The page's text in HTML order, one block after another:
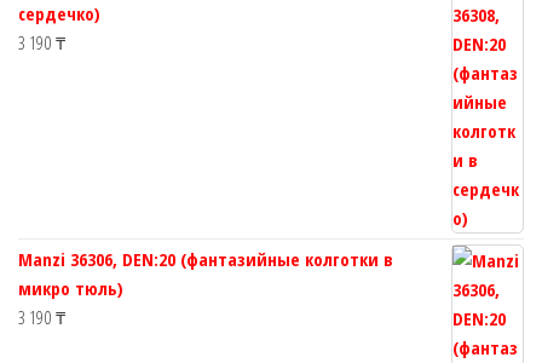
сердечко)
3 190 ₸
Manzi 36306, DEN:20 (фантазийные колготки в
микро тюль)
3 190 ₸